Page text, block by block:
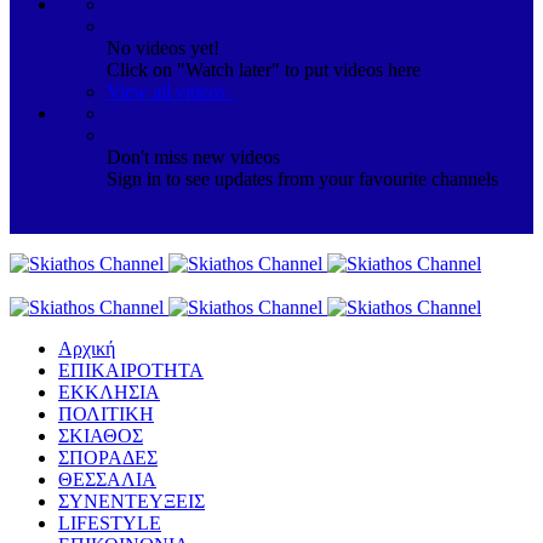
No videos yet!
Click on "Watch later" to put videos here
View all videos
Don't miss new videos
Sign in to see updates from your favourite channels
Αρχική
ΕΠΙΚΑΙΡΟΤΗΤΑ
ΕΚΚΛΗΣΙΑ
ΠΟΛΙΤΙΚΗ
ΣΚΙΑΘΟΣ
ΣΠΟΡΑΔΕΣ
ΘΕΣΣΑΛΙΑ
ΣΥΝΕΝΤΕΥΞΕΙΣ
LIFESTYLE